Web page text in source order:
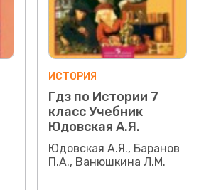
ИСТОРИЯ
Гдз по Истории 7
класс Учебник
Юдовская А.Я.
Юдовская А.Я., Баранов
П.А., Ванюшкина Л.М.